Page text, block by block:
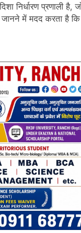
निर्धारण प्रणाली है,
में मदद करता है